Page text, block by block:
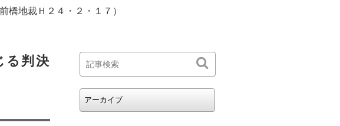
橋地裁Ｈ２４・２・１７）
る判決